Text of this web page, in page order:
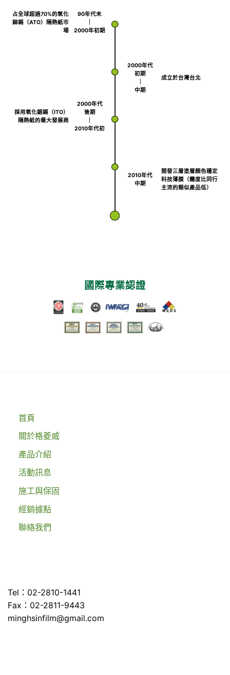
占全球超過70%的氧化
銻錫（ATO）隔熱紙市
場
90年代末
2000年初期
2000年代
初期
中期
成立於台灣台北
採用氧化銦錫（ITO）
隔熱紙的最大發展商
2000年代
後期
2010年代初
2010年代
中期
開發三層塗層顏色穩定
科技薄膜（霧度比同行
主流的類似產品低）
國際專業認證
首頁
關於格菱威
產品介紹
活動訊息
施工與保固
經銷據點
聯絡我們
Tel：02-2810-1441
Fax：02-2811-9443
minghsinfilm@gmail.com